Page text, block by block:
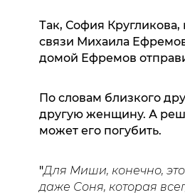
Так, София Кругликова,
связи Михаила
домой Ефремов
По словам близкого
другую женщину. А
может его погубить.
"Для Миши, конечно, это
даже Соня, которая